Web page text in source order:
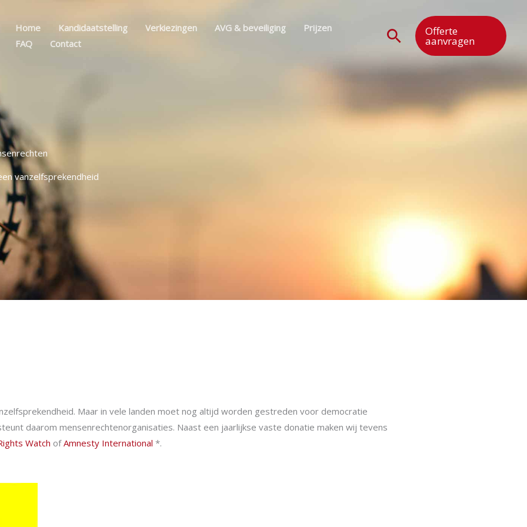
Home Kandidaatstelling Verkiezingen AVG & beveiliging
Prijzen
FAQ
Contact Zoeken
Offerte
aanvragen
vanzelfsprekendheid
Maar in vele landen moet nog altijd worden gestreden voor democratie
daarom mensenrechtenorganisaties. Naast een jaarlijkse vaste donatie maken wij tevens
Watch ofAmnesty International *.